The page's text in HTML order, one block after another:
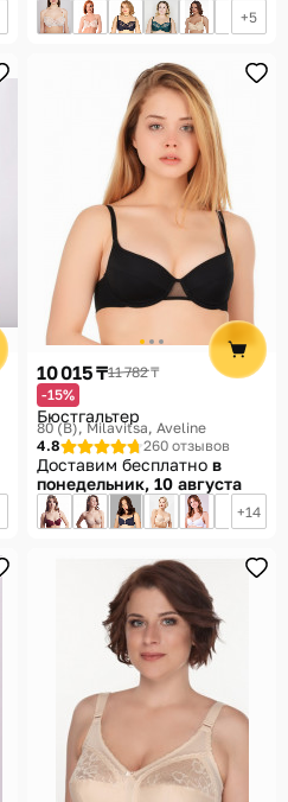
5
10 015 ₸11 782 ₸
-15%
Бюстгальтер
80 (B) Milavitsa, Aveline
4.8
260 отзывов
Доставим бесплатно в
понедельник, 10 августа
14